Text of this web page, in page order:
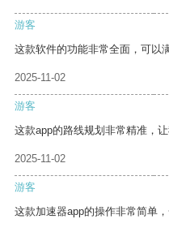
游客
这款软件的功能非常全面，可以
2025-11-02
游客
这款app的路线规划非常精准，
2025-11-02
游客
这款加速器app的操作非常简单